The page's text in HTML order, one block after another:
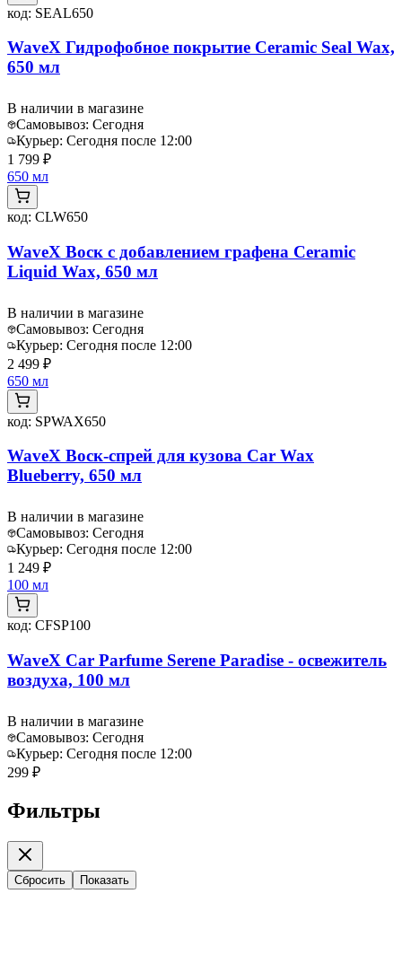
код: SEAL650
WaveX Гидрофобное покрытие Ceramic Seal Wax,
650 мл
В наличии в магазине
Самовывоз: Сегодня
Курьер: Сегодня после 12:00
1 799 ₽
650 мл
код: CLW650
WaveX Воск с добавлением графена Ceramic
Liquid Wax, 650 мл
В наличии в магазине
Самовывоз: Сегодня
Курьер: Сегодня после 12:00
2 499 ₽
650 мл
код: SPWAX650
WaveX Воск-спрей для кузова Car Wax
Blueberry, 650 мл
В наличии в магазине
Самовывоз: Сегодня
Курьер: Сегодня после 12:00
1 249 ₽
100 мл
код: CFSP100
WaveX Car Parfume Serene Paradise - освежитель
воздуха, 100 мл
В наличии в магазине
Самовывоз: Сегодня
Курьер: Сегодня после 12:00
299 ₽
Фильтры
Сбросить Показать